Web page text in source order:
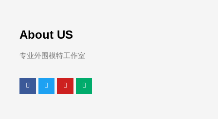
About US
专业外围模特工作室